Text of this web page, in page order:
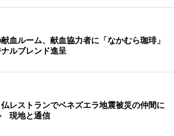
血ルーム、献血協力者に「なかむら珈琲」
ルブレンド進呈
レストランでベネズエラ地震被災の仲間に
現地と通信